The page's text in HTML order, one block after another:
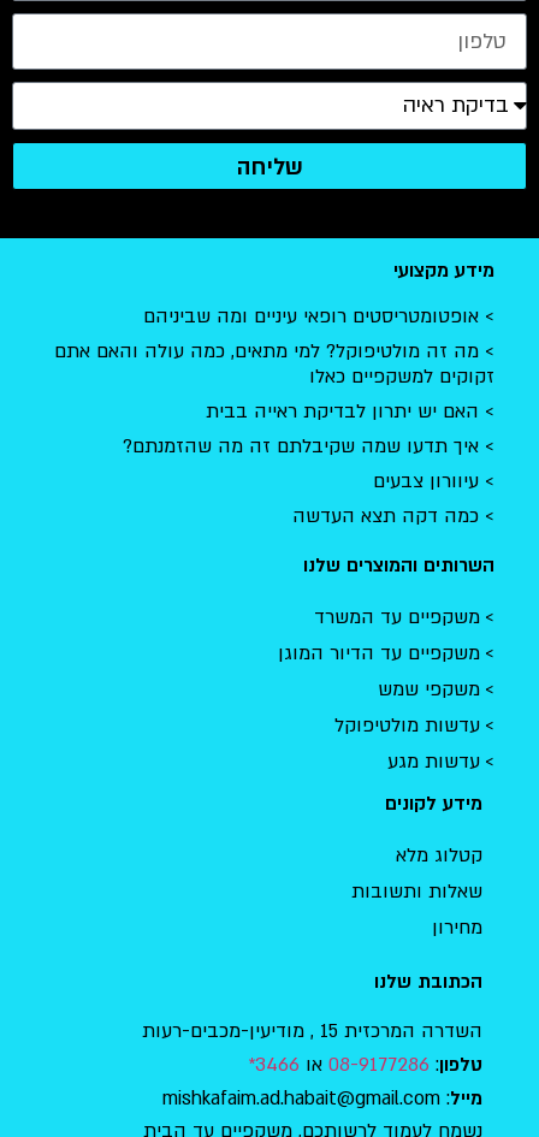
שליחה
מידע מקצועי
אופטומטריסטים רופאי עיניים ומה שביניהם
מה זה מולטיפוקל? למי מתאים, כמה עולה והאם אתם
זקוקים למשקפיים כאלו
האם יש יתרון לבדיקת ראייה בבית
איך תדעו שמה שקיבלתם זה מה שהזמנתם?
עיוורון צבעים
כמה דקה תצא העדשה
השרותים והמוצרים שלנו
משקפיים עד המשרד
משקפיים עד הדיור המוגן
משקפי שמש
עדשות מולטיפוקל
עדשות מגע
מידע לקונים
קטלוג מלא
שאלות ותשובות
מחירון
הכתובת שלנו
השדרה המרכזית 15 , מודיעין-מכבים-רעות
טלפון:
08-9177286 או 3466*
מייל: mishkafaim.ad.habait@gmail.com
נשמח לעמוד לרשותכם, משקפיים עד הבית